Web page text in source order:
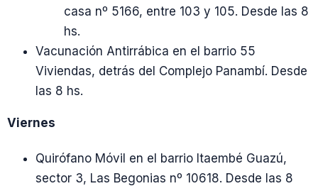
casa nº 5166, entre 103 y 105. Desde las 8
hs.
Vacunación Antirrábica en el barrio 55
Viviendas, detrás del Complejo Panambí. Desde
las 8 hs.
Viernes
Quirófano Móvil en el barrio Itaembé Guazú,
sector 3, Las Begonias nº 10618. Desde las 8